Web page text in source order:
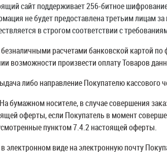
сайт поддерживает 256-битное
не будет предоставлена третьим лицам
в строгом соответствии с
расчетами банковской картой
возможности произвести оплату Товаров
либо направление Покупателю кассового
бумажном носителе, в случае совершения
оферты, если Покупатель в момент
пунктом 7.4.2 настоящей оферты.
электронном виде на электронную почту